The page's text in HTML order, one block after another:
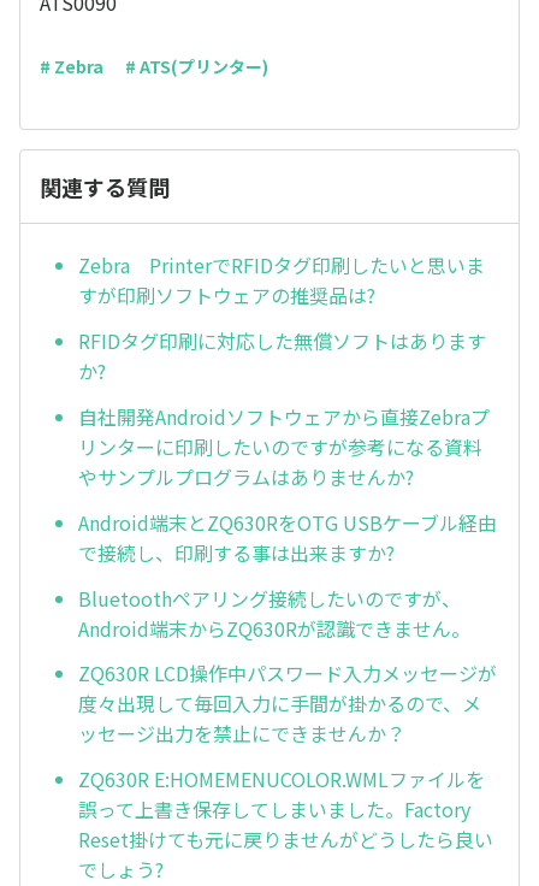
# Zebra # ATS(プリンター)
関連する質問
Zebra PrinterでRFIDタグ印刷したいと思いま
すが印刷ソフトウェアの推奨品は?
RFIDタグ印刷に対応した無償ソフトはあります
か?
自社開発Androidソフトウェアから直接Zebraプ
リンターに印刷したいのですが参考になる資料
やサンプルプログラムはありませんか?
Android端末とZQ630RをOTG USBケーブル経由
で接続し、印刷する事は出来ますか?
Bluetoothペアリング接続したいのですが、
Android端末からZQ630Rが認識できません。
ZQ630R LCD操作中パスワード入力メッセージが
度々出現して毎回入力に手間が掛かるので、メ
ッセージ出力を禁止にできませんか？
ZQ630R E:HOMEMENUCOLOR.WMLファイルを
誤って上書き保存してしまいました。Factory
Reset掛けても元に戻りませんがどうしたら良い
でしょう?